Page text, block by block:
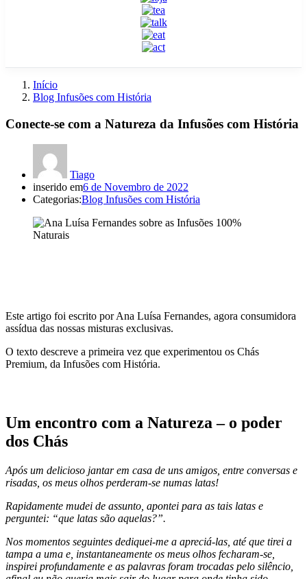
Início
Blog Infusões com História
Conecte-se com a Natureza da Infusões com História
Tiago
inserido em6 de Novembro de 2022
Categorias:Blog Infusões com História
Este artigo foi escrito por Ana Luísa Fernandes, agora consumidora
assídua das nossas misturas exclusivas.
O texto descreve a primeira vez que experimentou os Chás
Premium, da Infusões com História.
Um encontro com a Natureza – o poder
dos Chás
Após um delicioso jantar em casa de uns amigos, entre conversas e
risadas, os meus olhos perderam-se numas latas!
Rapidamente mudei de assunto, apontei para as tais latas e
perguntei: “que latas são aquelas?”.
Nos momentos seguintes dediquei-me a apreciá-las, até que tirei a
tampa a uma e, instantaneamente os meus olhos fecharam-se,
inspirei profundamente e as palavras foram trocadas pelo silêncio,